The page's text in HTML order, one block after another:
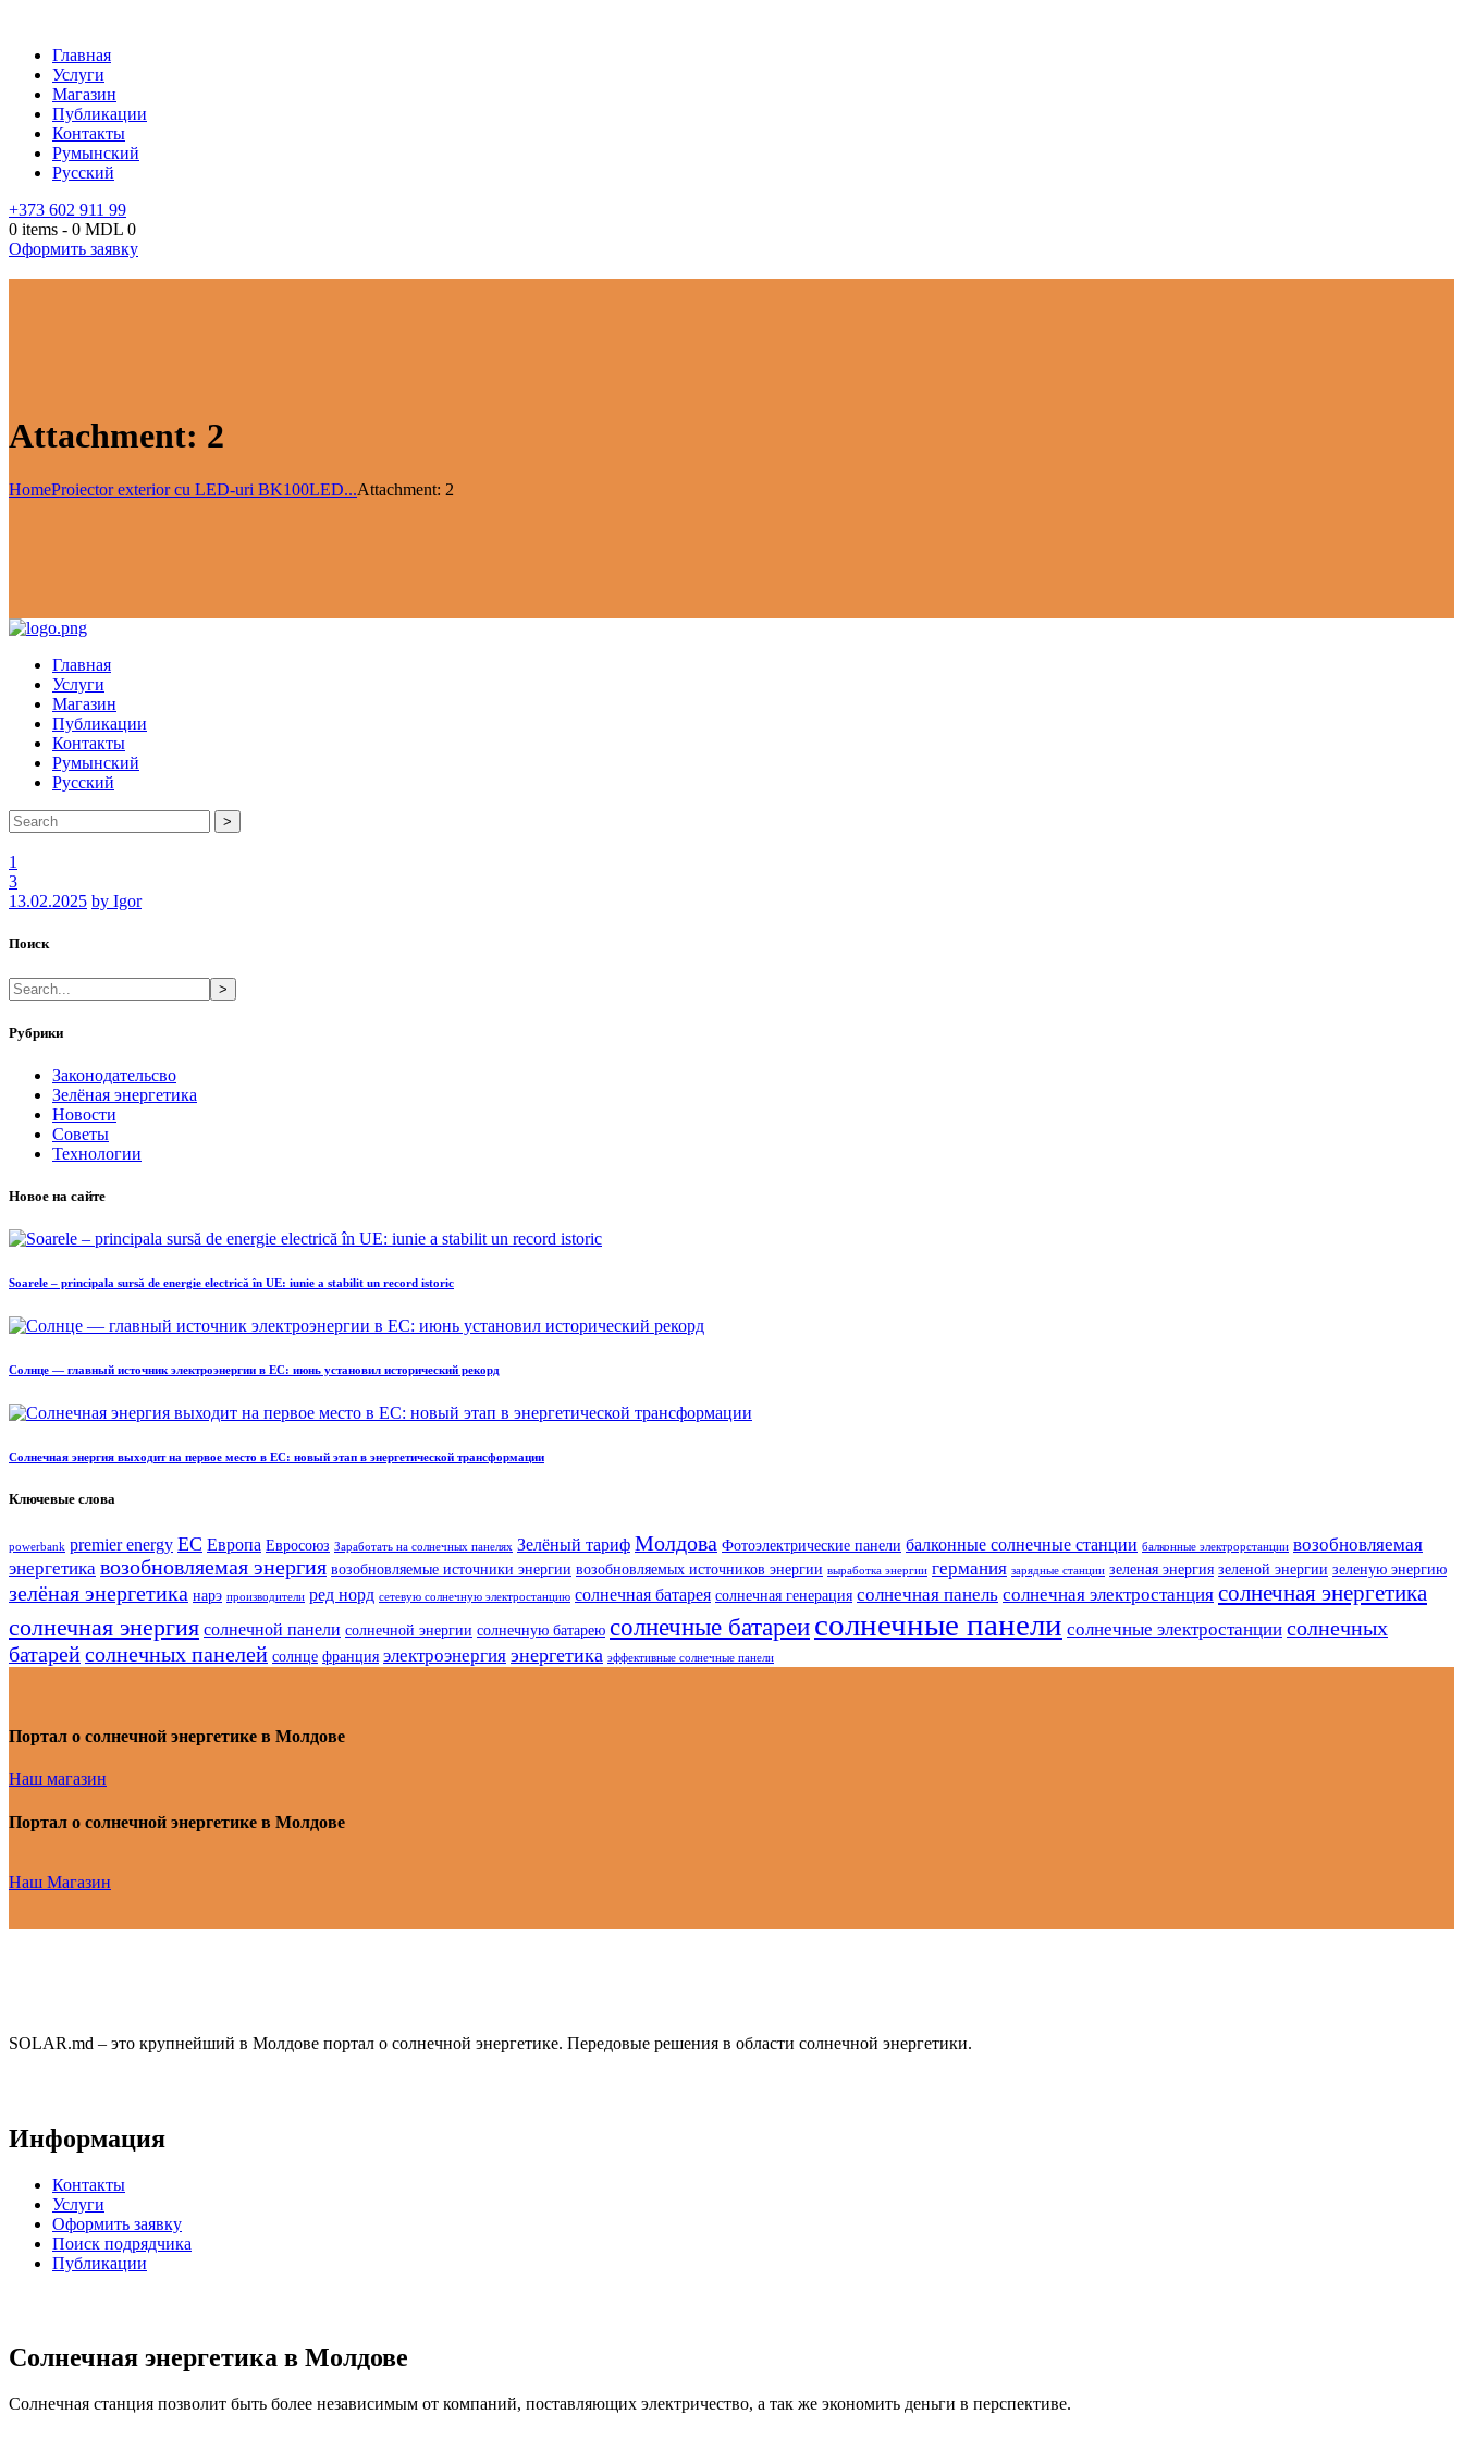
Главная
Услуги
Магазин
Публикации
Контакты
Румынский
Русский
+373 602 911 99
0 items - 0 MDL 0
Оформить заявку
Attachment: 2
HomeProiector exterior cu LED-uri BK100LED...Attachment: 2
Главная
Услуги
Магазин
Публикации
Контакты
Румынский
Русский
>
1
3
13.02.2025 by Igor
Поиск
>
Рубрики
Законодательсво
Зелёная энергетика
Новости
Советы
Технологии
Новое на сайте
Soarele – principala sursă de energie electrică în UE: iunie a stabilit un record istoric
Солнце — главный источник электроэнергии в ЕС: июнь установил исторический рекорд
Солнечная энергия выходит на первое место в ЕС: новый этап в энергетической трансформации
Ключевые слова
powerbank premier energy ЕС Европа Евросоюз Заработать на солнечных панелях Зелёный тариф Молдова Фотоэлектрические панели балконные солнечные станции балконные электрорстанции возобновляемая
энергетика возобновляемая энергия возобновляемые источники энергии возобновляемых источников энергии выработка энергии германия зарядные станции зеленая энергия зеленой энергии зеленую энергию
зелёная энергетика нарэ производители ред норд сетевую солнечную электростанцию солнечная батарея солнечная генерация солнечная панель солнечная электростанция солнечная энергетика
солнечная энергия солнечной панели солнечной энергии солнечную батарею солнечные батареисолнечные панели солнечные электростанции солнечных
батарейсолнечных панелей солнце франция электроэнергия энергетика эффективные солнечные панели
Портал о солнечной энергетике в Молдове
Наш магазин
Портал о солнечной энергетике в Молдове
Наш Магазин
SOLAR.md – это крупнейший в Молдове портал о солнечной энергетике. Передовые решения в области солнечной энергетики.
Информация
Контакты
Услуги
Оформить заявку
Поиск подрядчика
Публикации
Солнечная энергетика в Молдове
Солнечная станция позволит быть более независимым от компаний, поставляющих электричество, а так же экономить деньги в перспективе.